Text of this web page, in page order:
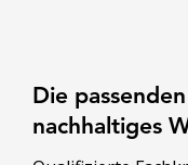
Die
nachhaltiges